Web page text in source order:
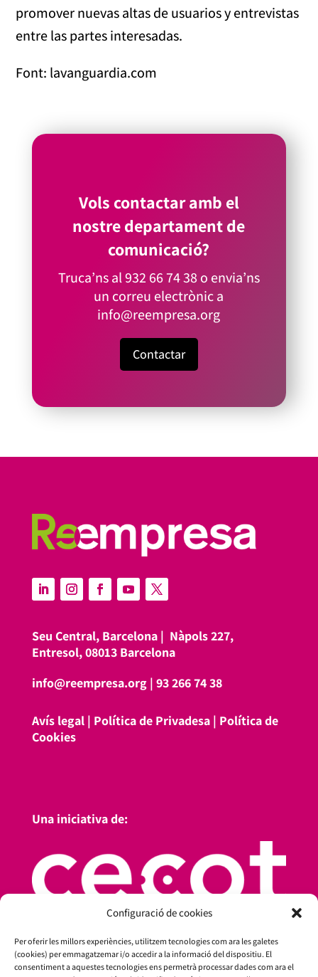
Configuració de cookies
Per oferir les millors experiències, utilitzem tecnologies com ara les galetes
(cookies) per emmagatzemar i/o accedir a la informació del dispositiu. El
consentiment a aquestes tecnologies ens permetrà processar dades com ara el
promover nuevas altas de usuarios y entrevistas
entre las partes interesadas.
Font: lavanguardia.com
Vols contactar amb el
nostre departament de
comunicació?
Truca’ns al932 66 74 38o envia’ns
un correu electrònic a
info@reempresa.org
Contactar
Seu Central, Barcelona | Nàpols 227,
Entresol, 08013 Barcelona
info@reempresa.org| 93 266 74 38
Avís legal| Política de Privadesa| Política de
Cookies
Una iniciativa de: